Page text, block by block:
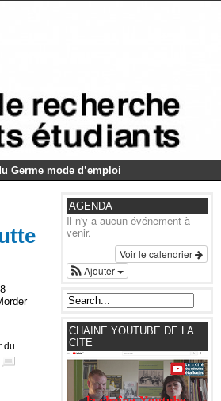
Germe mode d’emploi
du
AGENDA
Il n'y a aucun événement à
venir.
Voir le calendrier
Ajouter
CHAINE YOUTUBE DE LA
CITE